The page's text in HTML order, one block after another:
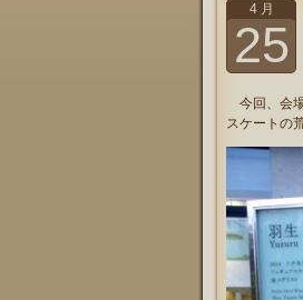
4 月
25
今回、会
スケートの